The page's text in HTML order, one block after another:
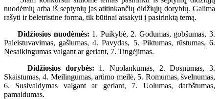
nuodėmių arba iš septynių jas atitinkančių didžiųjų dorybių. Galima
rašyti ir beletristine forma, tik būtinai atsakyti į pasirinktą temą.
Didžiosios nuodėmės: 1. Puikybė, 2. Godumas, gobšumas, 3.
Paleistuvavimas, gašlumas, 4. Pavydas, 5. Piktumas, rūstumas, 6.
Nesaikingumas valgant ar geriant, 7. Tingėjimas.
Didžiosios dorybės: 1. Nuolankumas, 2. Dosnumas, 3.
Skaistumas, 4. Meilingumas, artimo meilė, 5. Romumas, švelnumas,
6. Susivaldymas valgant ar geriant, 7. Uolumas, darbštumas,
pamaldumas.